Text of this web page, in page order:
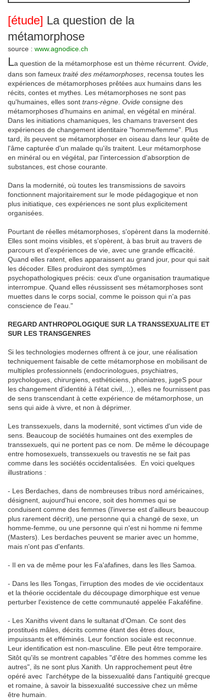
[étude] La question de la
métamorphose
source : www.agnodice.ch
La question de la métamorphose est un thème récurrent. Ovide
dans son fameux traité des métamorphoses , recensa toutes les
expériences de métamorphoses prêtées aux humains dans les
récits, contes et mythes. Les métamorphoses ne sont pas
qu'humaines, elles sont trans-règne Ovide consigne des
métamorphoses d'humains en animal, en végétal en minéral.
Dans les initiations chamaniques, les chamans traversent des
expériences de changement identitaire "homme/femme". Plus
tard, ils peuvent se métamorphoser en oiseau dans leur quête de
l'âme capturée d'un malade qu'ils traitent. Leur métamorphose
en minéral ou en végétal, par l'intercession d'absorption de
substances, est chose courante.
Dans la modernité, où toutes les transmissions de savoirs
fonctionnent majoritairement sur le mode pédagogique et non
plus initiatique, ces expériences ne sont plus explicitement
organisées.
Pourtant de réelles métamorphoses, s'opèrent dans la modernité.
Elles sont moins visibles, et s'opèrent, à bas bruit au travers de
parcours et d'expériences de vie, avec une grande efficacité.
Quand elles ratent, elles apparaissent au grand jour, pour qui sait
les décoder. Elles produiront des symptômes
psychopathologiques précis: ceux d'une organisation traumatique
interrompue. Quand elles réussissent ses métamorphoses sont
muettes dans le corps social, comme le poisson qui n'a pas
conscience de l'eau."
REGARD ANTHROPOLOGIQUE SUR LA TRANSSEXUALITE ET
SUR LES TRANSGENRES
Si les technologies modernes offrent à ce jour, une réalisation
techniquement faisable de cette métamorphose en mobilisant de
multiples professionnels (endocrinologues, psychiatres,
psychologues, chirurgiens, esthéticiens, phoniatres, jugeS pour
les changement d'identité à l'état civil,…), elles ne fournissent pas
de sens transcendant à cette expérience de métamorphose, un
sens qui aide à vivre, et non à déprimer.
Les transsexuels, dans la modernité, sont victimes d'un vide de
sens. Beaucoup de sociétés humaines ont des exemples de
transsexuels, qui ne portent pas ce nom. De même le découpage
entre homosexuels, transsexuels ou travestis ne se fait pas
comme dans les sociétés occidentalisées. En voici quelques
illustrations :
- Les Berdaches, dans de nombreuses tribus nord américaines,
désignent, aujourd'hui encore, soit des hommes qui se
conduisent comme des femmes (l'inverse est d'ailleurs beaucoup
plus rarement décrit), une personne qui a changé de sexe, un
homme-femme, ou une personne qui n'est ni homme ni femme
(Masters). Les berdaches peuvent se marier avec un homme,
mais n'ont pas d'enfants.
- Il en va de même pour les Fa'afafines, dans les Iles Samoa.
- Dans les Iles Tongas, l'irruption des modes de vie occidentaux
et la théorie occidentale du découpage dimorphique est venue
perturber l'existence de cette communauté appelée Fakaféfine.
- Les Xaniths vivent dans le sultanat d'Oman. Ce sont des
prostitués mâles, décrits comme étant des êtres doux,
impuissants et efféminés. Leur fonction sociale est reconnue.
Leur identification est non-masculine. Elle peut être temporaire.
Sitôt qu'ils se montrent capables "d'être des hommes comme les
autres", ils ne sont plus Xanith. Un rapprochement peut être
opéré avec l'archétype de la bissexualité dans l'antiquité grecque
et romaine, à savoir la bissexualité successive chez un même
être humain.